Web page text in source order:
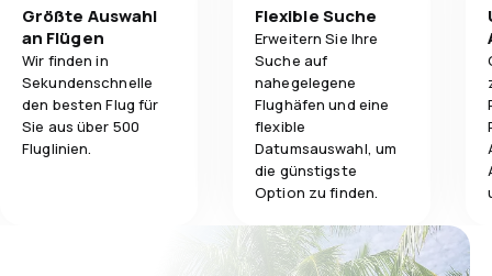
Größte Auswahl
an Flügen
Wir finden in
Sekundenschnelle
den besten Flug für
Sie aus über 500
Fluglinien.
Flexible Suche
Erweitern Sie Ihre
Suche auf
nahegelegene
Flughäfen und eine
flexible
Datumsauswahl, um
die günstigste
Option zu finden.